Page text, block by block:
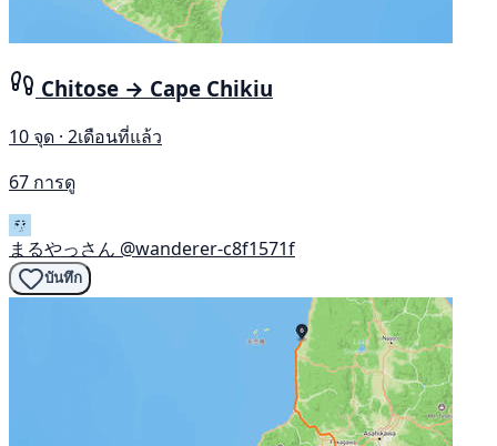
Chitose → Cape Chikiu
10 จุด · 2เดือนที่แล้ว
67 การดู
まるやっさん @wanderer-c8f1571f
บันทึก